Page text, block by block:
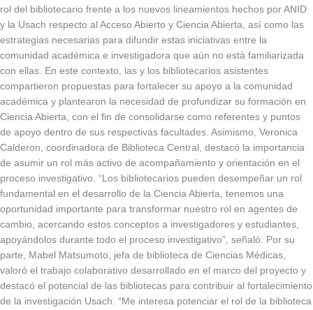
rol del bibliotecario frente a los nuevos lineamientos hechos por ANID
y la Usach respecto al Acceso Abierto y Ciencia Abierta, así como las
estrategias necesarias para difundir estas iniciativas entre la
comunidad académica e investigadora que aún no está familiarizada
con ellas. En este contexto, las y los bibliotecarios asistentes
compartieron propuestas para fortalecer su apoyo a la comunidad
académica y plantearon la necesidad de profundizar su formación en
Ciencia Abierta, con el fin de consolidarse como referentes y puntos
de apoyo dentro de sus respectivas facultades. Asimismo, Veronica
Calderon, coordinadora de Biblioteca Central, destacó la importancia
de asumir un rol más activo de acompañamiento y orientación en el
proceso investigativo. “Los bibliotecarios pueden desempeñar un rol
fundamental en el desarrollo de la Ciencia Abierta, tenemos una
oportunidad importante para transformar nuestro rol en agentes de
cambio, acercando estos conceptos a investigadores y estudiantes,
apoyándolos durante todo el proceso investigativo”, señaló. Por su
parte, Mabel Matsumoto, jefa de biblioteca de Ciencias Médicas,
valoró el trabajo colaborativo desarrollado en el marco del proyecto y
destacó el potencial de las bibliotecas para contribuir al fortalecimiento
de la investigación Usach. “Me interesa potenciar el rol de la biblioteca